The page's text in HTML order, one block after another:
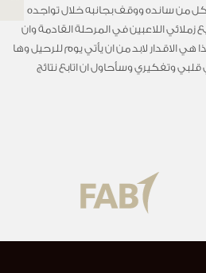
من سانده ووقف بجانبه خلال تواجده
زملائي اللاعبين في المرحلة القادمة وان
الاقدار لابد من ان يأتي يوم للرحيل وها
وتفكيري وسأحاول ان اتابع نتائج